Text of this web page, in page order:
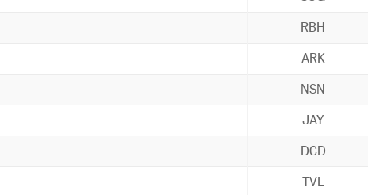
RBH
ARK
NSN
JAY
DCD
TVL